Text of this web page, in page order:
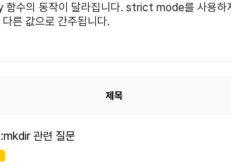
수의 동작이 달라집니다. strict mode를 사용하
른 값으로 간주됩니다.
제목
관련 질문